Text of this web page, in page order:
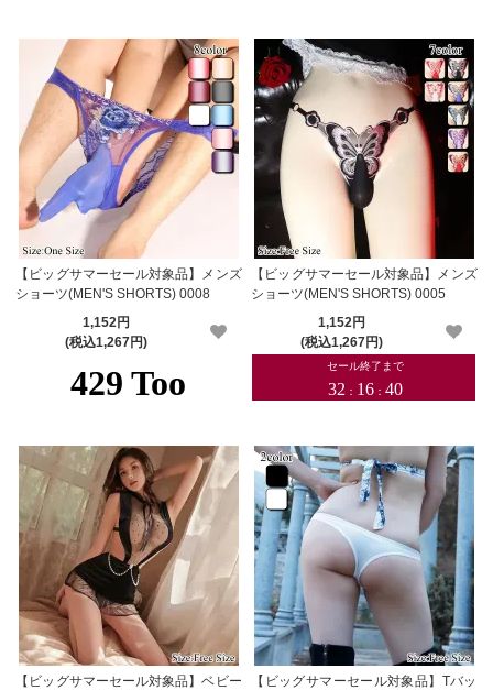
【ビッグサマーセール対象品】メンズ
ショーツ(MEN'S SHORTS) 0008
1,152円
(税込1,267円)
【ビッグサマーセール対象品】メンズ
ショーツ(MEN'S SHORTS) 0005
1,152円
(税込1,267円)
【ビッグサマーセール対象品】ベビー
【ビッグサマーセール対象品】Tバッ